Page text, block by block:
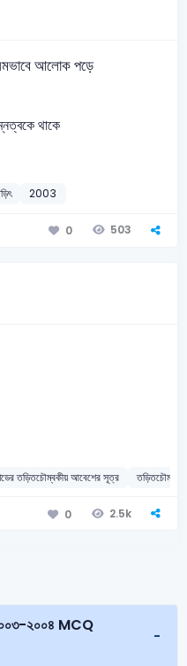
সমভাবে আলোক পড়ে
থাকে
2003
0 503
তড়িতচৌম্বকীয় আবেশের সূত্র
0 2.5k
২০০৩-২০০৪ MCQ